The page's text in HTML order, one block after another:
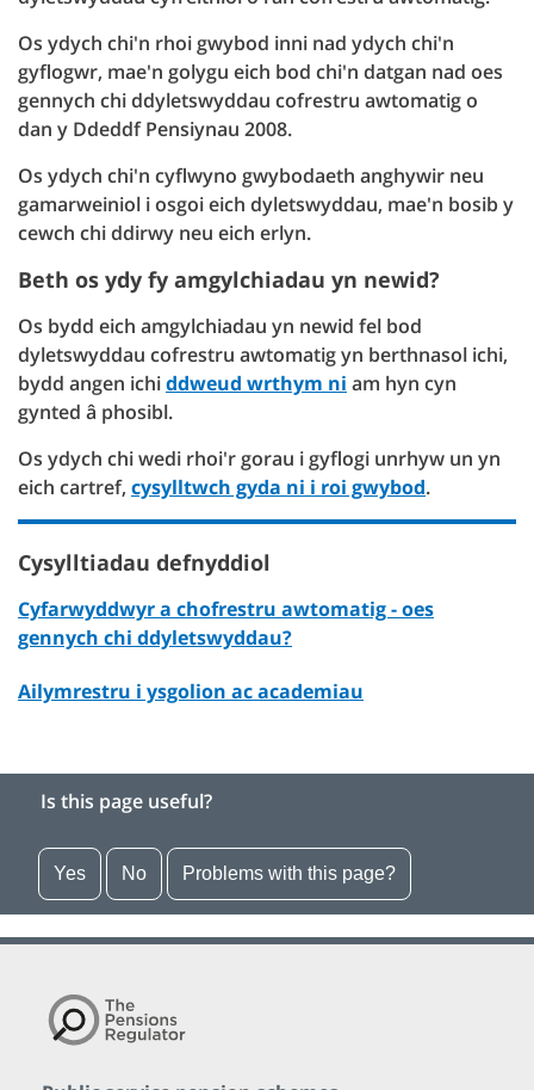
Os ydych chi'n rhoi gwybod inni nad ydych chi'n
gyflogwr, mae'n golygu eich bod chi'n datgan nad oes
gennych chi ddyletswyddau cofrestru awtomatig o
dan y Ddeddf Pensiynau 2008.
Os ydych chi'n cyflwyno gwybodaeth anghywir neu
gamarweiniol i osgoi eich dyletswyddau, mae'n bosib y
cewch chi ddirwy neu eich erlyn.
Beth os ydy fy amgylchiadau yn newid?
Os bydd eich amgylchiadau yn newid fel bod
dyletswyddau cofrestru awtomatig yn berthnasol ichi,
bydd angen ichiddweud wrthym ni am hyn cyn
gynted â phosibl.
Os ydych chi wedi rhoi'r gorau i gyflogi unrhyw un yn
eich cartref, cysylltwch gyda ni i roi gwybod.
Cysylltiadau defnyddiol
Cyfarwyddwyr a chofrestru awtomatig - oes
gennych chi ddyletswyddau?
Ailymrestru i ysgolion ac academiau
Is this page useful?
Yes No Problems with this page?